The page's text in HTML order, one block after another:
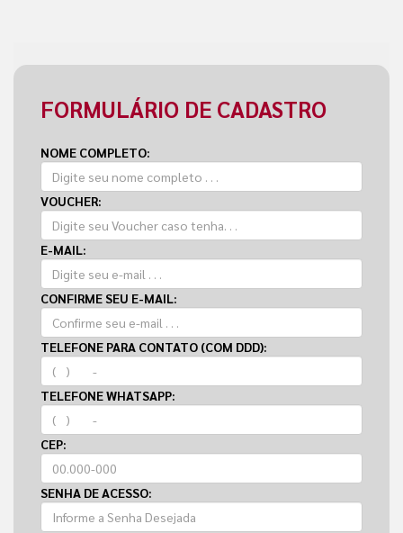
FORMULÁRIO DE CADASTRO
NOME COMPLETO:
VOUCHER:
E-MAIL:
CONFIRME SEU E-MAIL:
TELEFONE PARA CONTATO (COM DDD):
TELEFONE WHATSAPP:
CEP:
SENHA DE ACESSO: